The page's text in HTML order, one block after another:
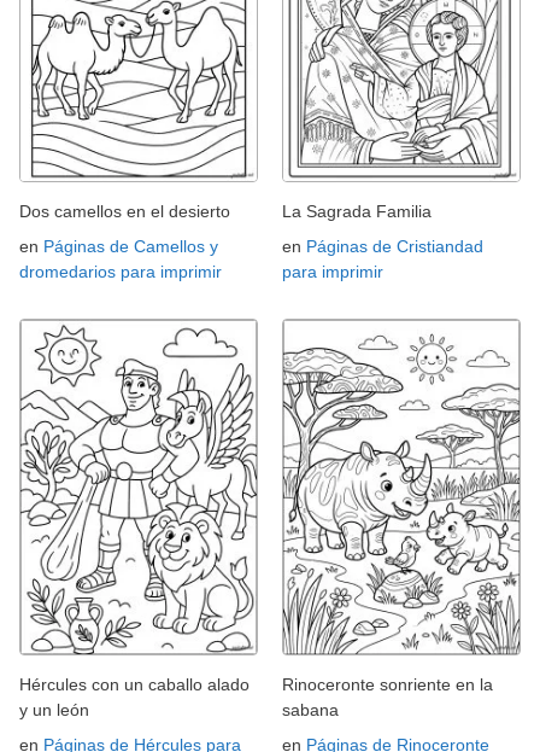
Dos camellos en el desierto
en Páginas de Camellos y
dromedarios para imprimir
La Sagrada Familia
en Páginas de Cristiandad
para imprimir
Hércules con un caballo alado
y un león
en Páginas de Hércules para
Rinoceronte sonriente en la
sabana
en Páginas de Rinoceronte